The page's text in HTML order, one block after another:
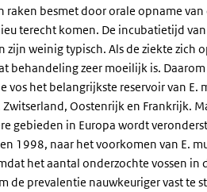
besmet door orale opname van
terecht komen. De incubatietijd
weinig typisch. Als de ziekte zich
behandeling zeer moeilijk is.
vos het belangrijkste reservoir van
Oostenrijk en Frankrijk.
gebieden in Europa wordt
1998, naar het voorkomen van E.
het aantal onderzochte vossen in
de prevalentie nauwkeuriger vast te